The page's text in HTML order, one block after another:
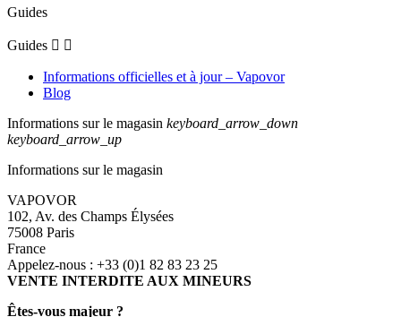
Guides
Guides  
Informations officielles et à jour – Vapovor
Blog
Informations sur le magasin keyboard_arrow_down
keyboard_arrow_up
Informations sur le magasin
VAPOVOR
102, Av. des Champs Élysées
75008 Paris
France
Appelez-nous : +33 (0)1 82 83 23 25
VENTE INTERDITE AUX MINEURS
Êtes-vous majeur ?